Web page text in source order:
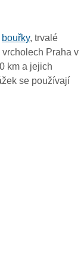
17:00
16:50
16:40
16:30
bouřky, trvalé
Praha v
km a jejich
se používají